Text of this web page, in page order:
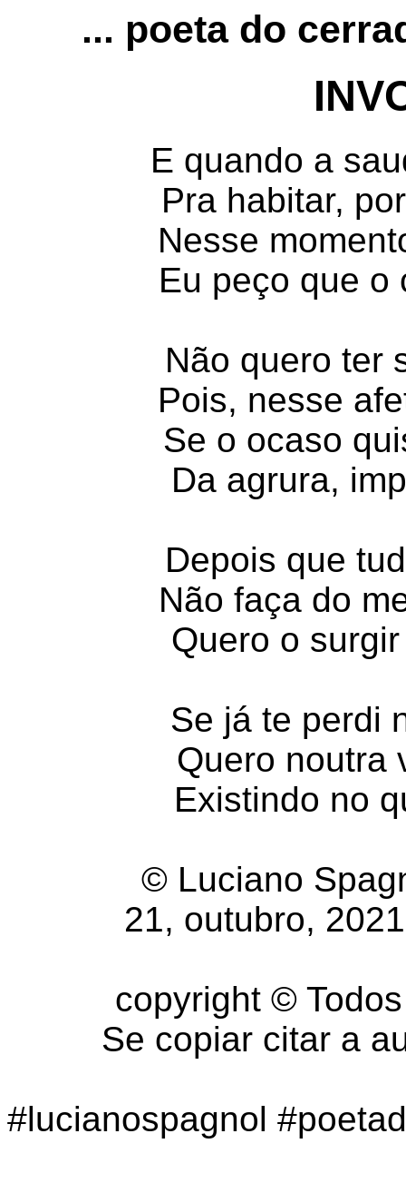
... poeta do
E quando a
Pra habitar,
Nesse
Eu peço que o
Não quero ter
Pois, nesse
Se o ocaso
Da agrura,
Depois que
Não faça do
Quero o
Se já te perdi
Quero noutra
Existindo no
© Luciano
21, outubro,
copyright ©
Se copiar citar a
#lucianospagnol